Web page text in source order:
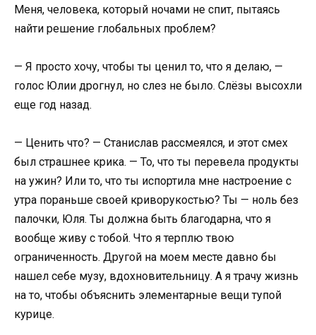
Меня, человека, который ночами не спит, пытаясь
найти решение глобальных проблем?
— Я просто хочу, чтобы ты ценил то, что я делаю, —
голос Юлии дрогнул, но слез не было. Слёзы высохли
еще год назад.
— Ценить что? — Станислав рассмеялся, и этот смех
был страшнее крика. — То, что ты перевела продукты
на ужин? Или то, что ты испортила мне настроение с
утра пораньше своей криворукостью? Ты — ноль без
палочки, Юля. Ты должна быть благодарна, что я
вообще живу с тобой. Что я терплю твою
ограниченность. Другой на моем месте давно бы
нашел себе музу, вдохновительницу. А я трачу жизнь
на то, чтобы объяснить элементарные вещи тупой
курице.